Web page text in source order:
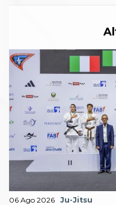
06 Ago 2026 Ju-Jitsu